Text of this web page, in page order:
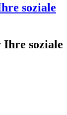
soziale
Ihre soziale